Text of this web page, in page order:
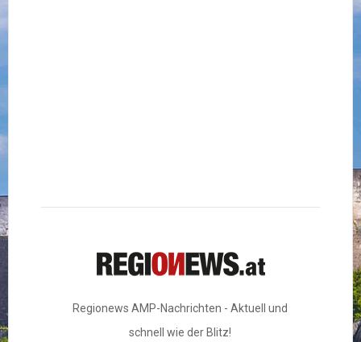
Regionews AMP-Nachrichten - Aktuell und
schnell wie der Blitz!